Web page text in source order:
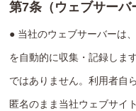
第7条（ウェブサーバ
● 当社のウェブサーバーは
を自動的に収集・記録しま
ではありません。利用者自
匿名のまま当社ウェブサイ